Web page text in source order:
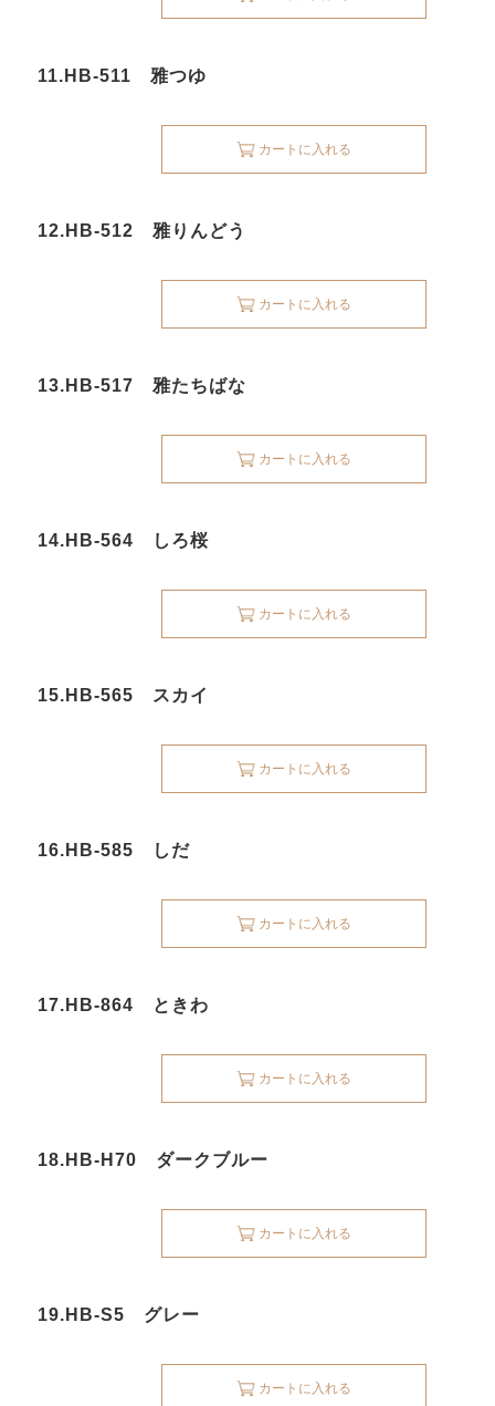
11.HB-511 雅つゆ
カートに入れる
12.HB-512 雅りんどう
カートに入れる
13.HB-517 雅たちばな
カートに入れる
14.HB-564 しろ桜
カートに入れる
15.HB-565 スカイ
カートに入れる
16.HB-585 しだ
カートに入れる
17.HB-864 ときわ
カートに入れる
18.HB-H70 ダークブルー
カートに入れる
19.HB-S5 グレー
カートに入れる